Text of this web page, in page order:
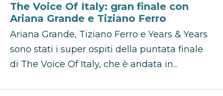
The Voice Of Italy: gran finale con
Ariana Grande e Tiziano Ferro
Ariana Grande, Tiziano Ferro e Years & Years
sono stati i super ospiti della puntata finale
di The Voice Of Italy, che è andata in...